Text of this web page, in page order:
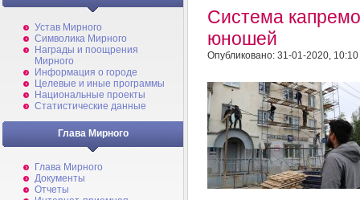
Устав Мирного
Символика Мирного
Награды и поощрения
Мирного
Информация о городе
Целевые и иные программы
Национальные проекты
Статистические данные
Глава Мирного
Глава Мирного
Документы
Отчеты
Система
юношей
Опубликовано: 31-01-2020, 10:10